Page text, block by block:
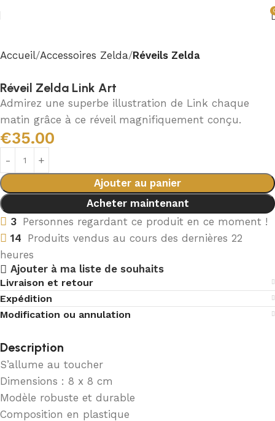
Accueil Accessoires Zelda Réveils Zelda
Réveil Zelda Link Art
Admirez une superbe illustration de Link chaque
matin grâce à ce réveil magnifiquement conçu.
€35.00
Ajouter au panier
Acheter maintenant
3 Personnes regardant ce produit en ce moment !
14 Produits vendus au cours des dernières 22
heures
Ajouter à ma liste de souhaits
Livraison et retour
Expédition
Modification ou annulation
Description
S’allume au toucher
Dimensions : 8 x 8 cm
Modèle robuste et durable
Composition en plastique